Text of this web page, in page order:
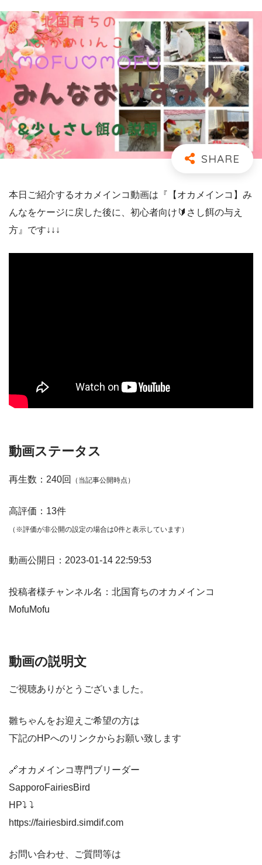
本日ご紹介するオカメインコ動画は『【オカメインコ】み
んなをケージに戻した後に、初心者向け🔰さし餌の与え
方』です↓↓↓
動画ステータス
再生数：240回 （当記事公開時点）
高評価：13件
（※評価が非公開の設定の場合は0件と表示しています）
動画公開日：2023-01-14 22:59:53
投稿者様チャンネル名：北国育ちのオカメインコ
MofuMofu
動画の説明文
ご視聴ありがとうございました。
雛ちゃんをお迎えご希望の方は
下記のHPへのリンクからお願い致します
🔗オカメインコ専門ブリーダー
SapporoFairiesBird
HP⤵︎ ⤵︎
https://fairiesbird.simdif.com
お問い合わせ、ご質問等は